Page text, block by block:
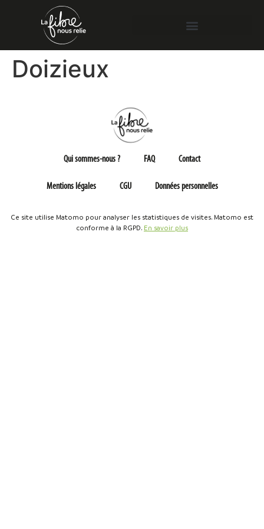
Doizieux
Qui sommes-nous ? FAQ Contact
Mentions légales CGU Données personnelles
Ce site utilise Matomo pour analyser les statistiques de visites. Matomo est
conforme à la RGPD. En savoir plus